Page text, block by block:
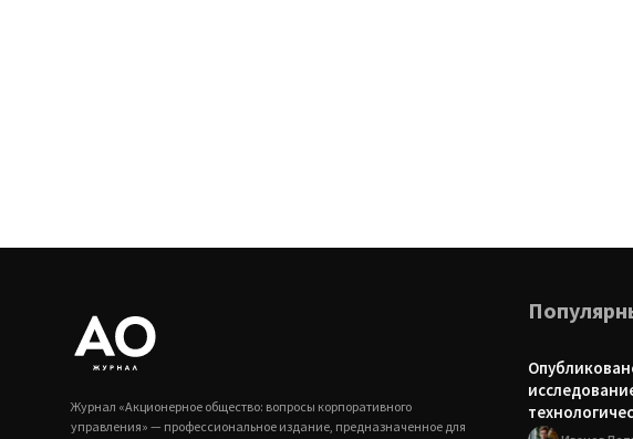
Журнал «Акционерное общество: вопросы корпоративного
управления» — профессиональное издание, предназначенное для